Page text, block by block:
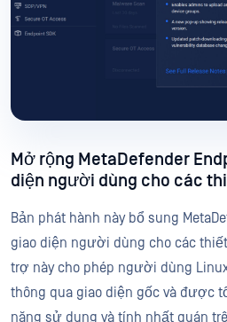
Mở rộng MetaDefender
diện người dùng cho các
Bản phát hành này bổ sung
giao diện người dùng cho các
trợ này cho phép người dùng
thông qua giao diện gốc và được
năng sử dụng và tính nhất quán